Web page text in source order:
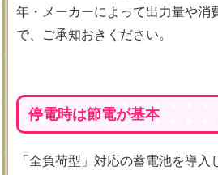
年・メーカーによって出力量や消
で、ご承知おきください。
停電時は節電が基本
「全負荷型」対応の蓄電池を導入